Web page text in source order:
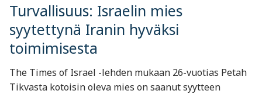
Turvallisuus: Israelin mies
syytettynä Iranin hyväksi
toimimisesta
The Times of Israel -lehden mukaan 26-vuotias Petah
Tikvasta kotoisin oleva mies on saanut syytteen